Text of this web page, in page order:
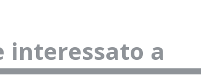
interessato a